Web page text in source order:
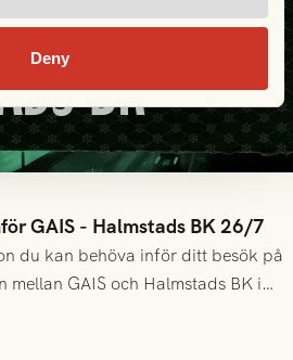
Deny
GAIS - Halmstads BK 26/7
du kan behöva inför ditt besök på
mellan GAIS och Halmstads BK i
på söndag 26/7.